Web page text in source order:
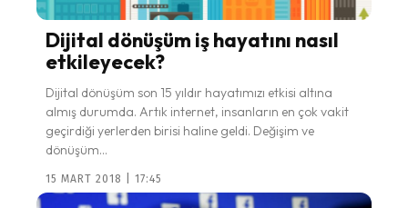
Dijital dönüşüm iş hayatını nasıl
etkileyecek?
Dijital dönüşüm son 15 yıldır hayatımızı etkisi altına
almış durumda. Artık internet, insanların en çok vakit
geçirdiği yerlerden birisi haline geldi. Değişim ve
dönüşüm...
15 MART 2018 | 17:45